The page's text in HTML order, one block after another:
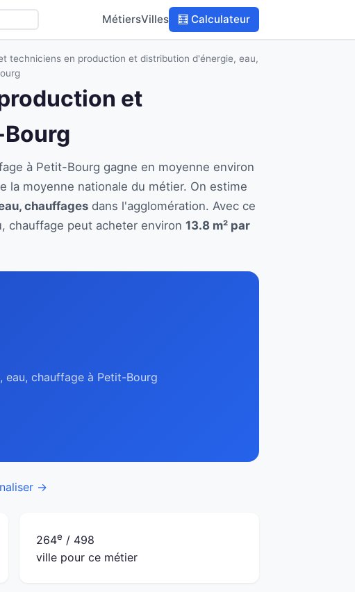
MétiersVilles 🧮 Calculateur
techniciens en production et distribution d'énergie, eau,
et
à Petit-Bourg gagne en moyenne environ
la moyenne nationale du métier. On estime
chauffages dans l'agglomération. Avec ce
chauffage peut acheter environ 13.8 m² par
chauffage à Petit-Bourg
→
264e / 498
ville pour ce métier